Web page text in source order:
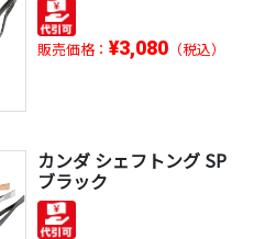
販売価格： ¥3,080（税込）
カンダ シェフトング SP
ブラック